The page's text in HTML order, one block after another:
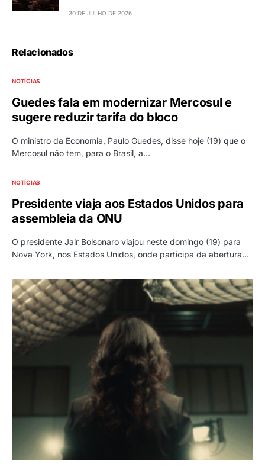
30 DE JULHO DE 2026
Relacionados
NOTÍCIAS
Guedes fala em modernizar Mercosul e
sugere reduzir tarifa do bloco
O ministro da Economia, Paulo Guedes, disse hoje (19) que o
Mercosul não tem, para o Brasil, a…
NOTÍCIAS
Presidente viaja aos Estados Unidos para
assembleia da ONU
O presidente Jair Bolsonaro viajou neste domingo (19) para
Nova York, nos Estados Unidos, onde participa da abertura…